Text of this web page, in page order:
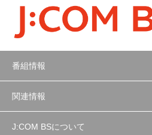
番組情報
関連情報
J:COM BSについて